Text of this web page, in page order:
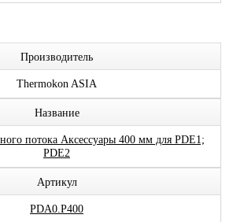
Производитель
Thermokon ASIA
Название
потока Аксессуары 400 мм для PDE1;
PDE2
Артикул
PDA0.P400